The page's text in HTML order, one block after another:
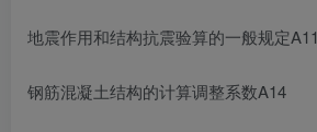
地震作用和结构抗震验算的一般规定A11
钢筋混凝土结构的计算调整系数A14